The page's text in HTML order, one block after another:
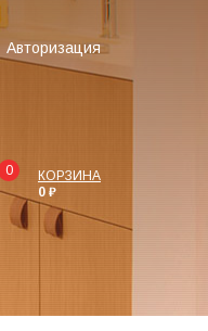
Авторизация
0
КОРЗИНА
0 ₽